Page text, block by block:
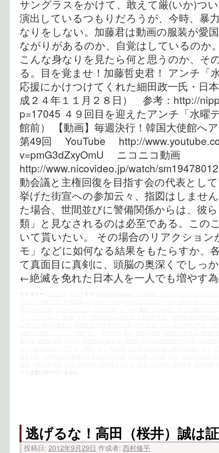
サングラスをかけて、敢えて厳(いか)つ
演出しているつもりだろうが、今時、暴
なりをしない。加藤君は動画の服装が愛
ながりがあるのか、自覚はしているのか
こんな身なりを見たら何と思うのか、そ
る。目を覚ませ！加藤哲史君！ アンチ「
応援にかけつけてくれた細田政一氏・日
成２４年１１月２８日） 参考：http://
p=17045 ４９回目を迎えたアンチ「水曜
館前） 【動画】毎週決行！韓国大使館へ
第49回 YouTube http://
v=pmG3dZxyOmU ニコニコ動画
http://www.nicovideo.jp/watch/
動会議と主権回復を目指す会の代表とし
挙げた街宣への参加云々、指図はしませ
た場合、世間並びに警備関係からは、彼
類」と見なされるのは必至である。この
いて貰いたい。 その場合のリアクション
モ」などに如何なる結果をもたらすか、
て真面目に真剣に、頭脳の奥深くでしっ
←絶滅を免れた日本人を一人でも増やす
カテゴリー: , タグ: ,
, , , , ,
, , , ,
, , , , , ,
, , , , , , , ,
, , , , ,
, , , , , ,
, , ,
, , , , , ,
, , , , , , , , ,
ントは受け付けていません。
逃げるな！高田（桜井）誠は
投稿日: 2012年9月29日 作成者: 西村修平